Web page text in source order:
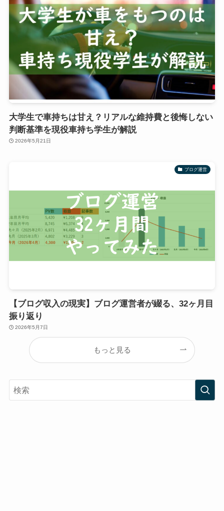
大学生で車持ちは甘え？リアルな維持費と後悔しない
判断基準を現役車持ち学生が解説
2026年5月21日
ブログ運営
【ブログ収入の現実】ブログ運営者が綴る、32ヶ月目
振り返り
2026年5月7日
もっと見る